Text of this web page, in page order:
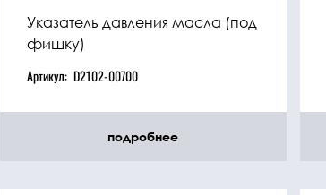
Указатель давления масла (под
фишку)
Артикул: D2102-00700
подробнее